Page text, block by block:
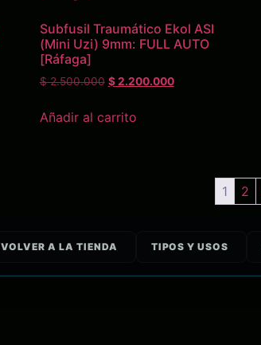
Subfusil Traumático Ekol ASI
(Mini Uzi) 9mm: FULL AUTO
[Ráfaga]
$2.500.000 $2.200.000
Añadir al carrito
1 2
VOLVER A LA TIENDA TIPOS Y USOS